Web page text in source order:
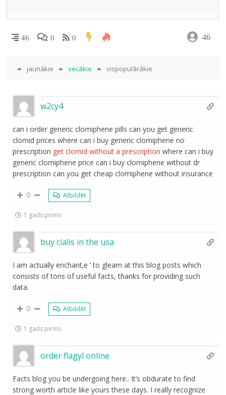
46 0 0 46
jaunākie vecākie vispopulārākie
w2cy4
can i order generic clomiphene pills can you get generic
clomid prices where can i buy generic clomiphene no
prescription get clomid without a prescription where can i buy
generic clomiphene price can i buy clomiphene without dr
prescription can you get cheap clomiphene without insurance
0 Atbildēt
1 gads pirms
buy cialis in the usa
I am actually enchant‚e ‘ to gleam at this blog posts which
consists of tons of useful facts, thanks for providing such
data.
0 Atbildēt
1 gads pirms
order flagyl online
Facts blog you be undergoing here.. It’s obdurate to find
strong worth article like yours these days. I really recognize